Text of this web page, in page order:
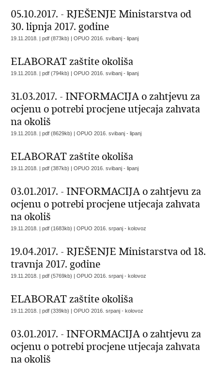
05.10.2017. - RJEŠENJE Ministarstva od
30. lipnja 2017. godine
19.11.2018. | pdf (873kb) |OPUO 2016. svibanj - lipanj
ELABORAT zaštite okoliša
19.11.2018. | pdf (794kb) |OPUO 2016. svibanj - lipanj
31.03.2017. - INFORMACIJA o zahtjevu za
ocjenu o potrebi procjene utjecaja zahvata
na okoliš
19.11.2018. | pdf (8629kb) |OPUO 2016. svibanj - lipanj
ELABORAT zaštite okoliša
19.11.2018. | pdf (387kb) |OPUO 2016. svibanj - lipanj
03.01.2017. - INFORMACIJA o zahtjevu za
ocjenu o potrebi procjene utjecaja zahvata
na okoliš
19.11.2018. | pdf (1683kb) |OPUO 2016. srpanj - kolovoz
19.04.2017. - RJEŠENJE Ministarstva od 18.
travnja 2017. godine
19.11.2018. | pdf (5769kb) |OPUO 2016. srpanj - kolovoz
ELABORAT zaštite okoliša
19.11.2018. | pdf (339kb) |OPUO 2016. srpanj - kolovoz
03.01.2017. - INFORMACIJA o zahtjevu za
ocjenu o potrebi procjene utjecaja zahvata
na okoliš